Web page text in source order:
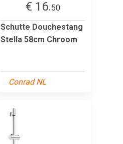
€ 16.50
Schutte Douchestang
Stella 58cm Chroom
Conrad NL